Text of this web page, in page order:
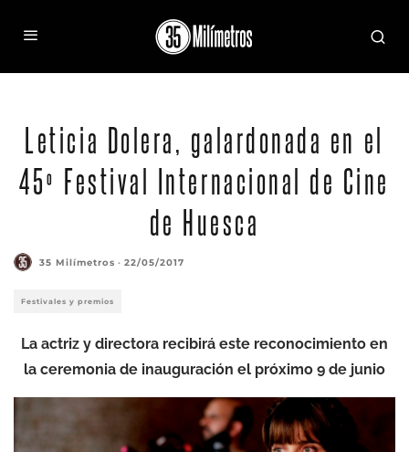
Leticia Dolera, galardonada en el
45º Festival Internacional de Cine
de Huesca
35 Milímetros · 22/05/2017
Festivales y premios
La actriz y directora recibirá este reconocimiento en
la ceremonia de inauguración el próximo 9 de junio